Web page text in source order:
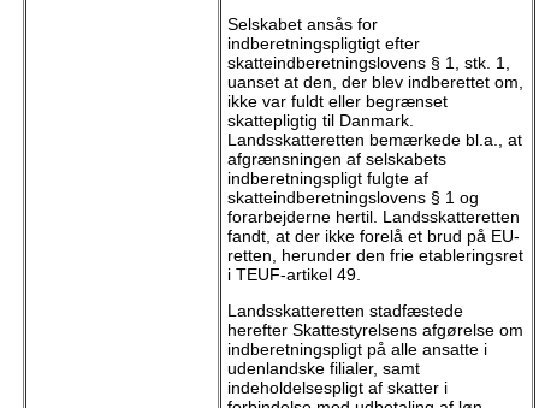
Selskabet ansås for
indberetningspligtigt efter
skatteindberetningslovens § 1, stk. 1,
uanset at den, der blev indberettet om,
ikke var fuldt eller begrænset
skattepligtig til Danmark.
Landsskatteretten bemærkede bl.a., at
afgrænsningen af selskabets
indberetningspligt fulgte af
skatteindberetningslovens § 1 og
forarbejderne hertil. Landsskatteretten
fandt, at der ikke forelå et brud på EU-
retten, herunder den frie etableringsret
i TEUF-artikel 49.
Landsskatteretten stadfæstede
herefter Skattestyrelsens afgørelse om
indberetningspligt på alle ansatte i
udenlandske filialer, samt
indeholdelsespligt af skatter i